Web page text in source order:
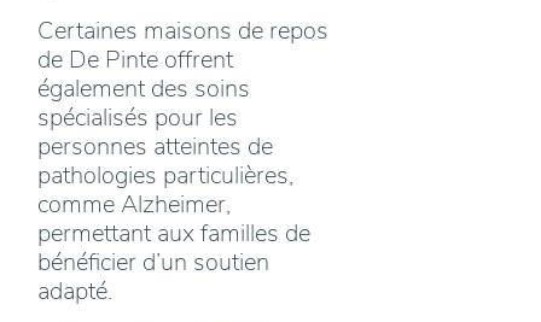
Certaines maisons de repos
de De Pinte offrent
également des soins
spécialisés pour les
personnes atteintes de
pathologies particulières,
comme Alzheimer,
permettant aux familles de
bénéficier d’un soutien
adapté.